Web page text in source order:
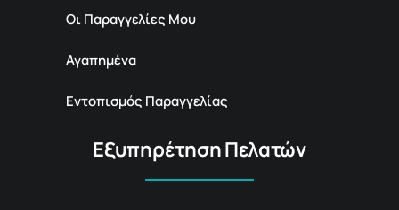
Οι Παραγγελίες Μου
Αγαπημένα
Εντοπισμός Παραγγελίας
Εξυπηρέτηση Πελατών